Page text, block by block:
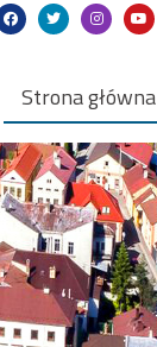
Strona główna